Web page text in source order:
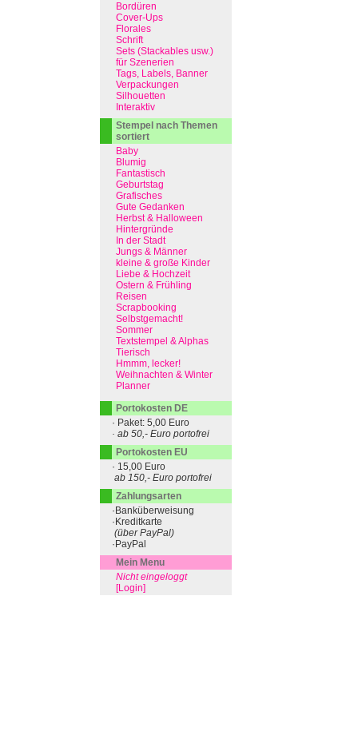
Bordüren
Cover-Ups
Florales
Schrift
Sets (Stackables usw.)
für Szenerien
Tags, Labels, Banner
Verpackungen
Silhouetten
Interaktiv
Stempel nach Themen
sortiert
Baby
Blumig
Fantastisch
Geburtstag
Grafisches
Gute Gedanken
Herbst & Halloween
Hintergründe
In der Stadt
Jungs & Männer
kleine & große Kinder
Liebe & Hochzeit
Ostern & Frühling
Reisen
Scrapbooking
Selbstgemacht!
Sommer
Textstempel & Alphas
Tierisch
Hmmm, lecker!
Weihnachten & Winter
Planner
Portokosten DE
· Paket: 5,00 Euro
· ab 50,- Euro portofrei
Portokosten EU
· 15,00 Euro
ab 150,- Euro portofrei
Zahlungsarten
·Banküberweisung
·Kreditkarte
(über PayPal)
·PayPal
Mein Menu
Nicht eingeloggt
[Login]